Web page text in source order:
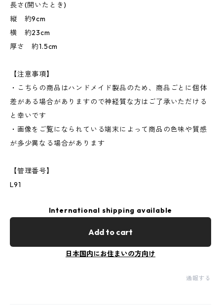
長さ(開いたとき)
縦 約9cm
横 約23cm
厚さ 約1.5cm
【注意事項】
・こちらの商品はハンドメイド製品のため、商品ごとに個体
差がある場合がありますので神経質な方はご了承いただける
と幸いです
・画像をご覧になられている端末によって商品の色味や質感
が多少異なる場合があります
【管理番号】
L91
International shipping available
Add to cart
日本国内にお住まいの方向け
通報する